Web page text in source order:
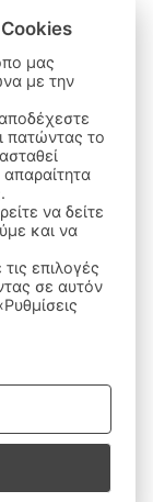
Cookies
μας
με την
πατώντας το
να δείτε
και να
επιλογές
σε αυτόν